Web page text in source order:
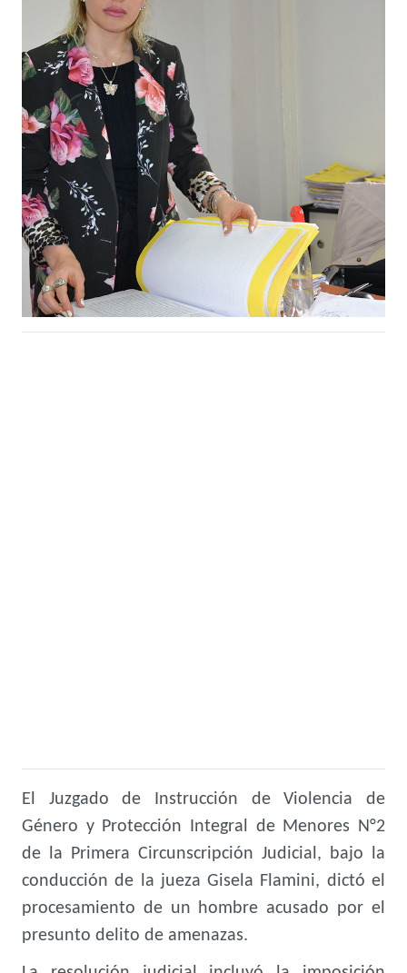
El Juzgado de Instrucción de Violencia de
Género y Protección Integral de Menores N°2
de la Primera Circunscripción Judicial, bajo la
conducción de la jueza Gisela Flamini, dictó el
procesamiento de un hombre acusado por el
presunto delito de amenazas.